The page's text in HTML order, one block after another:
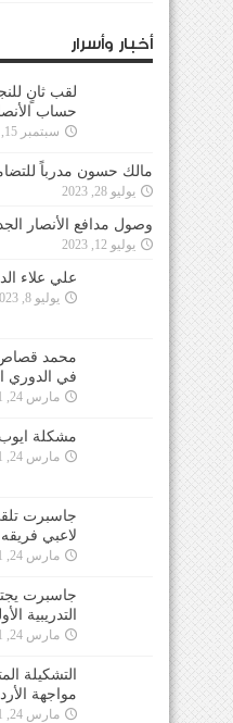
أخبار وأسرار
لقب ثانٍ
حساب
سبتمبر 15, 2024
مالك حسون مدرباً
يوليو 28, 2023
وصول مدافع الأنصار
يوليو 12, 2023
علي علاء
يوليو 8, 2023
محمد قصاص
في الدوري
مارس 24, 2021
مشكلة
مارس 24, 2021
جاسبرت
لاعبي فريقه
مارس 24, 2021
جاسبرت
التدريبية
مارس 24, 2021
التشكيلة
مواجهة
مارس 24, 2021